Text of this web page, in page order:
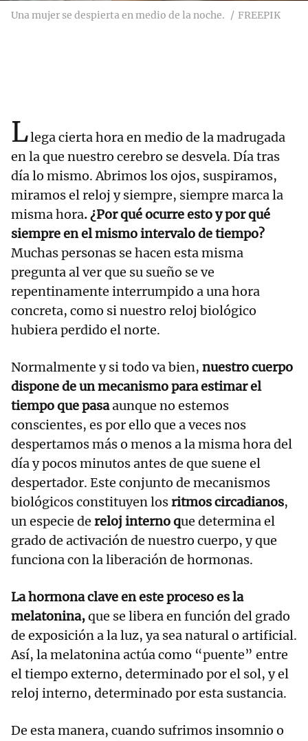
Una mujer se despierta en medio de la noche. FREEPIK
Llega cierta hora en medio de la madrugada
en la que nuestro cerebro se desvela. Día tras
día lo mismo. Abrimos los ojos, suspiramos,
miramos el reloj y siempre, siempre marca la
misma hora. ¿Por qué ocurre esto y por qué
siempre en el mismo intervalo de tiempo?
Muchas personas se hacen esta misma
pregunta al ver que su sueño se ve
repentinamente interrumpido a una hora
concreta, como si nuestro reloj biológico
hubiera perdido el norte.
Normalmente y si todo va bien, nuestro cuerpo
dispone de un mecanismo para estimar el
tiempo que pasaaunque no estemos
conscientes, es por ello que a veces nos
despertamos más o menos a la misma hora del
día y pocos minutos antes de que suene el
despertador. Este conjunto de mecanismos
biológicos constituyen losritmos circadianos,
un especie de reloj interno que determina el
grado de activación de nuestro cuerpo, y que
funciona con la liberación de hormonas.
La hormona clave en este proceso es la
melatonina,que se libera en función del grado
de exposición a la luz, ya sea natural o artificial.
Así, la melatonina actúa como “puente” entre
el tiempo externo, determinado por el sol, y el
reloj interno, determinado por esta sustancia.
De esta manera, cuando sufrimos insomnio o